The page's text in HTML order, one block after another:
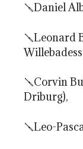
🪛Daniel
🪛Leonard
🪛Corvin
Driburg),
🪛Leo-